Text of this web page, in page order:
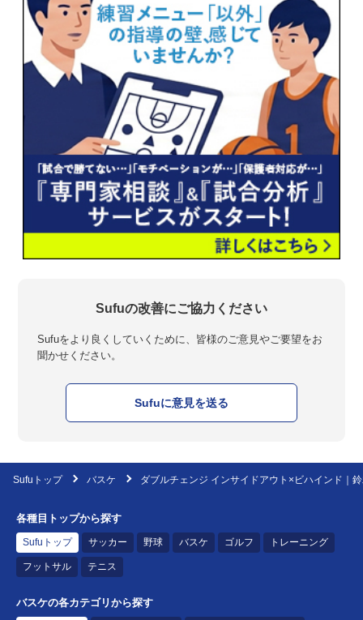
Sufuの改善にご協力ください
Sufuをより良くしていくために、皆様のご意見やご要望をお
聞かせください。
Sufuに意見を送る
Sufuトップ バスケ ダブルチェンジ インサイドアウト×ビハインド｜
各種目トップから探す
Sufuトップ サッカー 野球 バスケ ゴルフ トレーニング
フットサル テニス
バスケの各カテゴリから探す